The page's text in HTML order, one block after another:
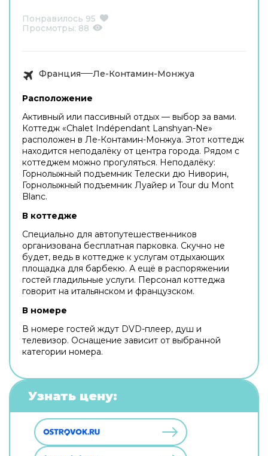
Понравилось 95
Просмотры: 88
Франция Ле-Контамин-Монжуа
Расположение
Активный или пассивный отдых — выбор за вами.
Коттедж «Chalet Indépendant Lanshyan-Ne»
расположен в Ле-Контамин-Монжуа. Этот коттедж
находится неподалёку от центра города. Рядом с
коттеджем можно прогуляться. Неподалёку:
Горнолыжный подъемник Телеcки дю Ниворин,
Горнолыжный подъемник Луайер и Tour du Mont
Blanc.
В коттедже
Специально для автопутешественников
организована бесплатная парковка. Скучно не
будет, ведь в коттедже к услугам отдыхающих
площадка для барбекю. А ещё в распоряжении
гостей гладильные услуги. Персонал коттеджа
говорит на итальянском и французском.
В номере
В номере гостей ждут DVD-плеер, душ и
телевизор. Оснащение зависит от выбранной
категории номера.
Узнать цену: